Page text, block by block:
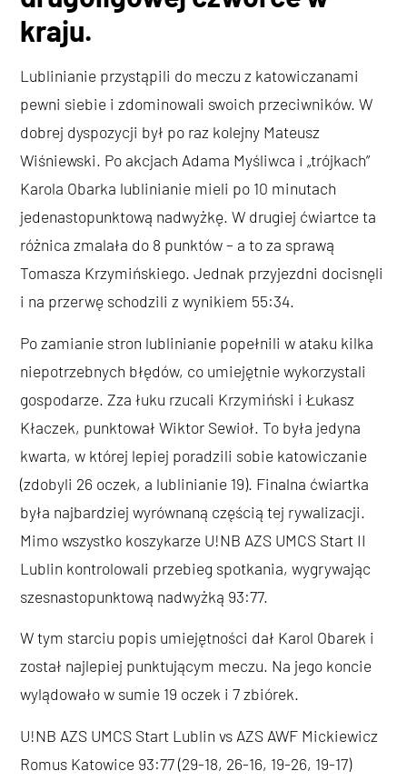
kraju.
Lublinianie przystąpili do meczu z katowiczanami
pewni siebie i zdominowali swoich przeciwników. W
dobrej dyspozycji był po raz kolejny Mateusz
Wiśniewski. Po akcjach Adama Myśliwca i „trójkach”
Karola Obarka lublinianie mieli po 10 minutach
jedenastopunktową nadwyżkę. W drugiej ćwiartce ta
różnica zmalała do 8 punktów – a to za sprawą
Tomasza Krzymińskiego. Jednak przyjezdni docisnęli
i na przerwę schodzili z wynikiem 55:34.
Po zamianie stron lublinianie popełnili w ataku kilka
niepotrzebnych błędów, co umiejętnie wykorzystali
gospodarze. Zza łuku rzucali Krzymiński i Łukasz
Kłaczek, punktował Wiktor Sewioł. To była jedyna
kwarta, w której lepiej poradzili sobie katowiczanie
(zdobyli 26 oczek, a lublinianie 19). Finalna ćwiartka
była najbardziej wyrównaną częścią tej rywalizacji.
Mimo wszystko koszykarze U!NB AZS UMCS Start II
Lublin kontrolowali przebieg spotkania, wygrywając
szesnastopunktową nadwyżką 93:77.
W tym starciu popis umiejętności dał Karol Obarek i
został najlepiej punktującym meczu. Na jego koncie
wylądowało w sumie 19 oczek i 7 zbiórek.
U!NB AZS UMCS Start Lublin vs AZS AWF Mickiewicz
Romus Katowice 93:77 (29-18, 26-16, 19-26, 19-17)